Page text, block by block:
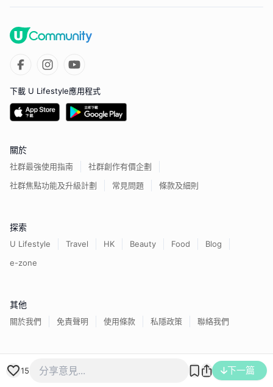
15 下一篇
下載 U Lifestyle應用程式
關於
社群最強使用指南
社群創作有價企劃
社群焦點功能及升級計劃
常見問題 條款及細則
探索
U Lifestyle Travel HK Beauty Food
Blog
e-zone
其他
關於我們 免責聲明 使用條款 私隱政策 聯絡我們
香港經濟日報版權所有©